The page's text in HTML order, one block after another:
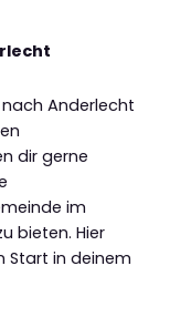
Anderlecht
dir gerne
im
bieten. Hier
Start in deinem